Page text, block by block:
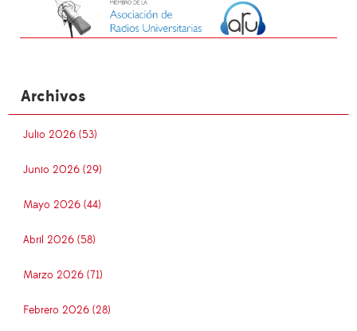
Archivos
Julio 2026 (53)
Junio 2026 (29)
Mayo 2026 (44)
Abril 2026 (58)
Marzo 2026 (71)
Febrero 2026 (28)